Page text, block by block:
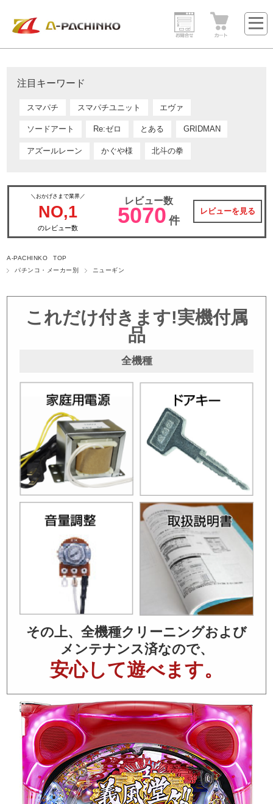
注目キーワード
スマパチ スマパチユニット エヴァ
ソードアート Re:ゼロ とある GRIDMAN
アズールレーン かぐや様 北斗の拳
＼おかげさまで業界／
NO,1
のレビュー数
レビュー数
5070 件
レビューを見る
A-PACHINKO TOP
パチンコ・メーカー別
ニューギン
これだけ付きます!実機付属
品
全機種
その上、全機種クリーニングおよび
メンテナンス済なので、
安心して遊べます。